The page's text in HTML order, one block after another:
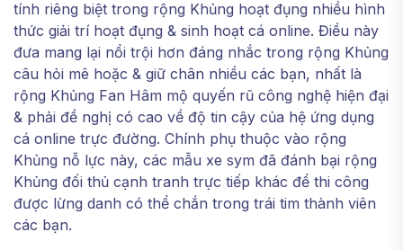
tính riêng biệt trong rộng Khủng hoạt đụng nhiều hình
thức giải trí hoạt đụng & sinh hoạt cá online. Điều này
đưa mang lại nổi trội hơn đáng nhắc trong rộng Khủng
câu hỏi mê hoặc & giữ chân nhiều các bạn, nhất là
rộng Khủng Fan Hâm mộ quyến rũ công nghệ hiện đại
& phải đề nghị có cao về độ tin cậy của hệ ứng dụng
cá online trực đường. Chính phụ thuộc vào rộng
Khủng nỗ lực này, các mẫu xe sym đã đánh bại rộng
Khủng đối thủ cạnh tranh trực tiếp khác để thi công
được lừng danh có thể chắn trong trái tim thành viên
các bạn.